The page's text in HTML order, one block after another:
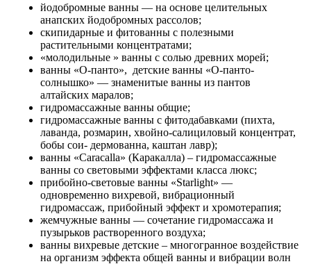
йодобромные ванны — на основе целительных
анапских йодобромных рассолов;
скипидарные и фитованны с полезными
растительными концентратами;
«молодильные » ванны с солью древних морей;
ванны «О-панто», детские ванны «О-панто-
солнышко» — знаменитые ванны из пантов
алтайских маралов;
гидромассажные ванны общие;
гидромассажные ванны с фитодабавками (пихта,
лаванда, розмарин, хвойно-салициловый концентрат,
бобы сои- дермованна, каштан лавр);
ванны «Caracalla» (Каракалла) – гидромассажные
ванны со световыми эффектами класса люкс;
прибойно-световые ванны «Starlight» —
одновременно вихревой, вибрационный
гидромассаж, прибойный эффект и хромотерапия;
жемчужные ванны — сочетание гидромассажа и
пузырьков растворенного воздуха;
ванны вихревые детские – многогранное воздействие
на организм эффекта общей ванны и вибрации волн